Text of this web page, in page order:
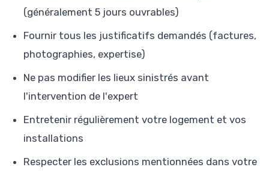
(généralement 5 jours ouvrables)
Fournir tous les justificatifs demandés (factures,
photographies, expertise)
Ne pas modifier les lieux sinistrés avant
l'intervention de l'expert
Entretenir régulièrement votre logement et vos
installations
Respecter les exclusions mentionnées dans votre